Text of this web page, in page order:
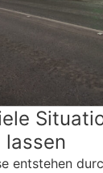
lassen
entstehen